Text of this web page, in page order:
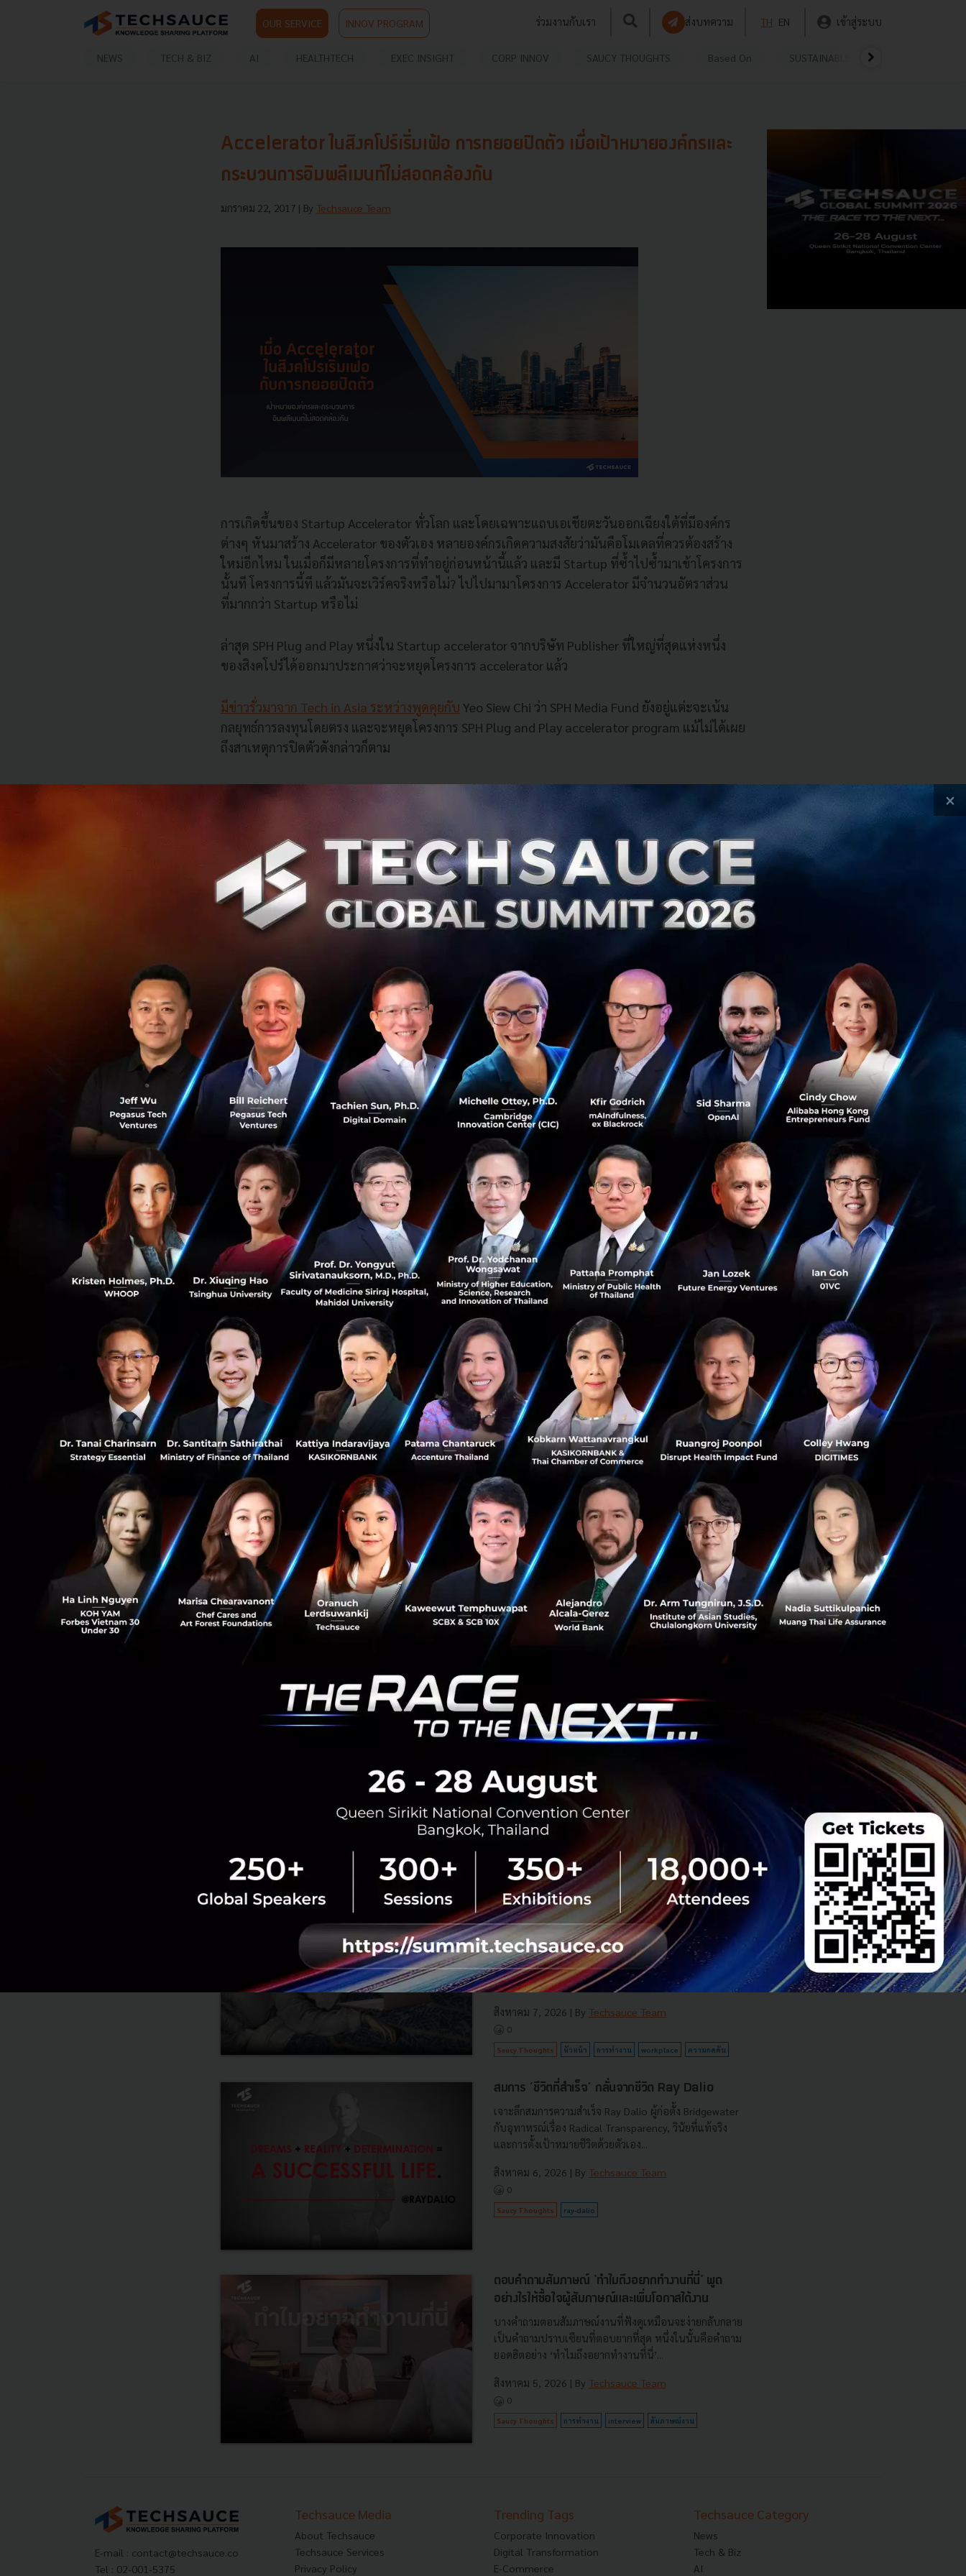
OUR SERVICE INNOV PROGRAM ร่วมงานกับเรา ส่งบทความ TH EN เข้าสู่ระบบ
NEWS TECH & BIZ AI HEALTHTECH EXEC INSIGHT CORP INNOV SAUCY THOUGHTS Based On SUSTAINABLE
0
0
Accelerator ในสิงคโปร์เริ่มเฟ้อ การทยอยปิดตัว เมื่อเป้าหมายองค์กรและ
กระบวนการอิมพลีเมนท์ไม่สอดคล้องกัน
มกราคม 22, 2017 | By Techsauce Team
การเกิดขึ้นของ Startup Accelerator ทั่วโลก และโดยเฉพาะแถบเอเชียตะวันออกเฉียงใต้ที่มีองค์กร
ต่างๆ หันมาสร้าง Accelerator ของตัวเอง หลายองค์กรเกิดความสงสัยว่ามันคือโมเดลที่ควรต้องสร้าง
ใหม่อีกไหม ในเมื่อก็มีหลายโครงการที่ทำอยู่ก่อนหน้านี้แล้ว และมี Startup ที่ซ้ำไปซ้ำมาเข้าโครงการ
นั้นที โครงการนี้ที แล้วมันจะเวิร์คจริงหรือไม่? ไปไปมามาโครงการ Accelerator มีจำนวนอัตราส่วน
ที่มากกว่า Startup หรือไม่
ล่าสุด SPH Plug and Play หนึ่งใน Startup acceleratorจากบริษัท Publisher ที่ใหญ่ที่สุดแห่งหนึ่ง
ของสิงคโปร์ได้ออกมาประกาศว่าจะหยุดโครงการ accelerator แล้ว
มีข่าวรั่วมาจาก Tech in Asia ระหว่างพูดคุยกับ Yeo Siew Chi ว่า SPH Media Fund ยังอยู่แต่ะจะเน้น
กลยุทธ์การลงทุนโดยตรง และจะหยุดโครงการ SPH Plug and Play accelerator program แม้ไม่ได้เผย
ถึงสาเหตุการปิดตัวดังกล่าวก็ตาม
SPH Plug and Playความร่วมมือระหว่างบริษัทหนังสือพิมพ์ขนาดใหญ่SPH และ
Plug and Play Tech
Centerหนึ่งในIncubator ชั้นนำสำหรับStartupมีStartupร่วมโครงการออกไปแล้ว 16 ทีม
อย่างไรก็ตามPlug and Playไม่ได้ปิดตัวลงในสิงคโปร์เสียทีเดียว ยังคงร่วมกับMercedes-Benzในการ
รันโครงการAutoBahn Singapore programซึ่งเน้นสายการพัฒนาบริการใหม่ๆ สำหรับยานยนต์
accelerator
JFDIซึ่งได้รับการสนับสนุนจากInfocomm Investments (IIPL) ซึ่งปัจจุบันก็ปิดตัวลงไปแล้ว
ในขณะที่
accelatorรุ่นปัจจุบันจะเป็นกลุ่มขององค์กรต่างๆ ที่มีฐานลูกค้า มีช่องทางการจัดจำหน่าย ช่อง
ทางการตลาด ในการทำงานร่วมกับStartup กลุ่มนี้เรียกว่าCorporate Accelerator
ซึ่งสิงคโปร์น่าจะ
เป็นประเทศที่ขึ้นไปถึงจุดที่มีจำนวนมากเกินความต้องการ จนหลายคนคาดหวังอาจจะมีการปิดตัวเพิ่ม
อีก
อ้างอิงจาก TechinAsia
ความคิดเห็นกองบรรณาธิการ
กลยุทธ์ที่ไม่ชัดเจน? ช่วงแห่งการเรียนรู้ของบรรดา Accelerator
การมี Accelerator มากเกินไป ก็เหมือนในทุกๆ สังคม ที่มีทั้งรายที่ทำได้ดี และไม่ประสบความสำเร็จ
รายที่ทำได้ดีก็รู้ว่าตนเองจะช่วย Startup อย่างไร ปั้นให้เกิด Startup ที่มีคุณภาพกลับมาพาร์ทเนอร์
กับองค์กร
แต่จุดสำคัญคือ เป้าหมายทางธุรกิจขององค์กรคืออะไร และกระบวนการแก้ปัญหาคืออะไร? การค้นหา
นวัตกรรมใหม่ๆ หรือกระบวนการที่ทำอยู่ กำลังตอบโจทย์และสอดคล้องกับเป้าหมายใหญ่ของธุรกิจอยู่
หรือไม่?
สำหรับ SPH ธุรกิจสายPublisher ซึ่งกำลังประสบปัญหาเฉกเช่นเดียวกับสื่อดั้งเดิมแบบอื่นๆ
ซึ่งกำไร
นั้นตกลงกว่า
47%ในช่วงไตรมาส1ของปีก่อน และต้องปลดพนักงานออก10%ภายในช่วง2ปีและดู
ยังไม่มีทีท่าว่าจะหยุด ในขณะเดียวกัน ผู้บริหารก็ออกมากล่าวว่ากำลังโฟกัสเรื่องนวัตกรรม และลงทุน
ในธุรกิจมีเดียที่เกี่ยวข้อง หาช่องทางรายได้ใหม่ๆ และจัดการ
ได้อย่างมีประสิทธิภาพมากขึ้น
กรณีศึกษาของ SPH ถ้ามองเผินๆ แม้กระบวนการหาทางออกทั้งการลงทุนและสร้าง acceleratorดู
เหมือนจะสนับสนุนการโฟกัสเรื่องการค้นหานวัตกรรมใหม่ๆ ในการเสริมองค์กร แต่อีกมุมหนึ่งกลับไม่
สอดคล้องกับองค์กรที่ต้องปรับตัวอย่างเร่งด่วนแล้ว โดยเฉพาะธุรกิจ
Publisherที่ประสบปัญหาหนัก
มากกว่าธุรกิจอื่นๆ ในขณะนี้ แถมเลือดไหลอีกต่างหาก การตั้ง
acceleratorดูเหมือนไม่ทันการ และ
อาจขี่ช้างจับตั๊กแตนเกินไปStartupที่จบมาอาจไม่ได้ช่วยองค์กรที่กำลังประสบปัญหาได้ทัน หรืออาจ
ไม่มีรายไหนที่มาช่วยได้เลย.... และนี่ถือเป็นกรณีที่เป้าหมาย และกระบวนการไม่สอดคล้องกัน
ให้เกิดเป็นธุรกิจจริงๆ ได้อย่างไร มากกว่าการออกมาบ่นว่าไม่มี
พอที่จะให้สนับสนุน/ลงทุน
No comment
RELATED ARTICLE
รู้จัก Workplace Telepressure ภาวะกดดันที่ทำให้
ต้องรีบตอบแชทงาน แม้เลิกงานแล้ว
เคยสังเกตตัวเองไหมว่าทั้งที่เลิกงานไปแล้ว แต่พอมีแจ้ง
เตือนเรื่องงานเด้งขึ้นมา เราก็มักจะรีบหยิบมือถือมาอ่าน
ทันที เพราะลึก ๆ ในใจรู้สึกว่าต้องรีบตอบเดี๋ยวนั้น
Workplace Telepressure...
สิงหาคม 7, 2026 | By Techsauce Team
0
Saucy Thoughts หัวหน้า การทำงาน workplace ความกดดัน
สมการ ‘ชีวิตที่สำเร็จ’ กลั่นจากชีวิต Ray Dalio
เจาะลึกสมการความสำเร็จ Ray Dalio ผู้ก่อตั้ง Bridgewater
กับอุทาหรณ์เรื่อง Radical Transparency, วินัยที่แท้จริง
และการตั้งเป้าหมายชีวิตด้วยตัวเอง...
สิงหาคม 6, 2026 | By Techsauce Team
0
Saucy Thoughts ray-dalio
ตอบคำถามสัมภาษณ์ 'ทำไมถึงอยากทำงานที่นี่' พูด
อย่างไรให้ซื้อใจผู้สัมภาษณ์และเพิ่มโอกาสได้งาน
บางคำถามตอนสัมภาษณ์งานที่ฟังดูเหมือนจะง่ายกลับกลาย
เป็นคำถามปราบเซียนที่ตอบยากที่สุด หนึ่งในนั้นคือคำถาม
ยอดฮิตอย่าง ‘ทำไมถึงอยากทำงานที่นี่’...
สิงหาคม 5, 2026 | By Techsauce Team
0
Saucy Thoughts การทำงาน interview สัมภาษณ์งาน
E-mail : contact@techsauce.co
Tel : 02-001-5375
Techsauce Media
About Techsauce
Techsauce Services
Privacy Policy
Trending Tags
Corporate Innovation
Digital Transformation
E-Commerce
Techsauce Category
News
Tech & Biz
AI
×